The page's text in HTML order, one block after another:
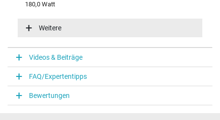
180,0 Watt
100-240V / 50-60Hz
Notebook Stecker
Steckertyp / -form
rund / 90° abgewinkelt
Steckerlänge (mm)
11,0 mm
Weitere
Videos & Beiträge
FAQ/Expertentipps
Bewertungen